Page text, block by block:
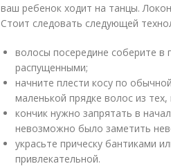
ваш ребенок ходит на танцы.
Стоит следовать следующей
волосы посередине соберите в
распущенными;
начните плести косу по
маленькой прядке волос из
кончик нужно запрятать в
невозможно было заметить
украсьте прическу бантиками
привлекательной.